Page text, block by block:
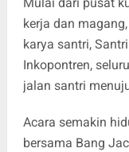
kerja dan
karya santri,
Inkopontren,
jalan santri
Acara semakin
bersama Bang